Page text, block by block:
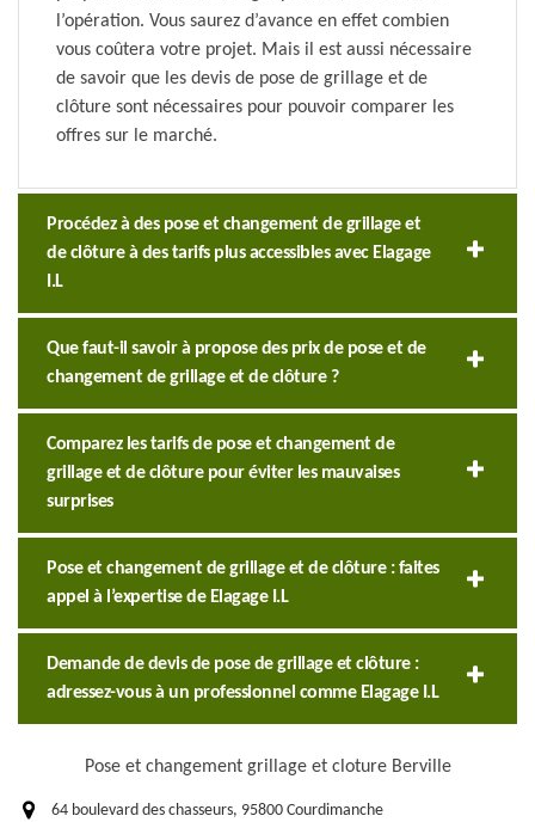
l’opération. Vous saurez d’avance en effet combien
vous coûtera votre projet. Mais il est aussi nécessaire
de savoir que les devis de pose de grillage et de
clôture sont nécessaires pour pouvoir comparer les
offres sur le marché.
Procédez à des pose et changement de grillage et
de clôture à des tarifs plus accessibles avec Elagage
I.L
Que faut-il savoir à propose des prix de pose et de
changement de grillage et de clôture ?
Comparez les tarifs de pose et changement de
grillage et de clôture pour éviter les mauvaises
surprises
Pose et changement de grillage et de clôture : faites
appel à l’expertise de Elagage I.L
Demande de devis de pose de grillage et clôture :
adressez-vous à un professionnel comme Elagage I.L
Pose et changement grillage et cloture Berville
64 boulevard des chasseurs, 95800 Courdimanche